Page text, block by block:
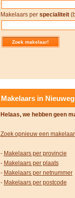
Makelaars per specialiteit
Makelaars in
Helaas, we hebben geen
Zoek opnieuw een makelaar
- Makelaars per provincie
- Makelaars per plaats
- Makelaars per netnummer
- Makelaars per postcode